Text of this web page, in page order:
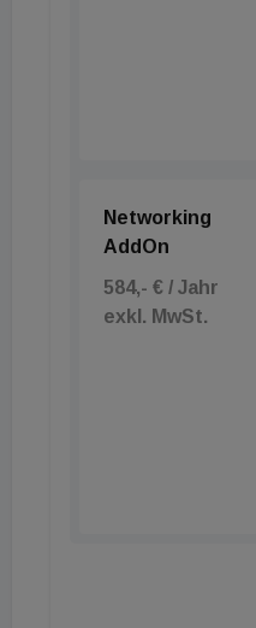
Networking
AddOn
584,- € / Jahr
exkl. MwSt.